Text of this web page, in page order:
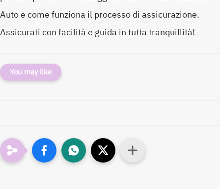
Auto e come funziona il processo di assicurazione.
Assicurati con facilità e guida in tutta tranquillità!
You may like